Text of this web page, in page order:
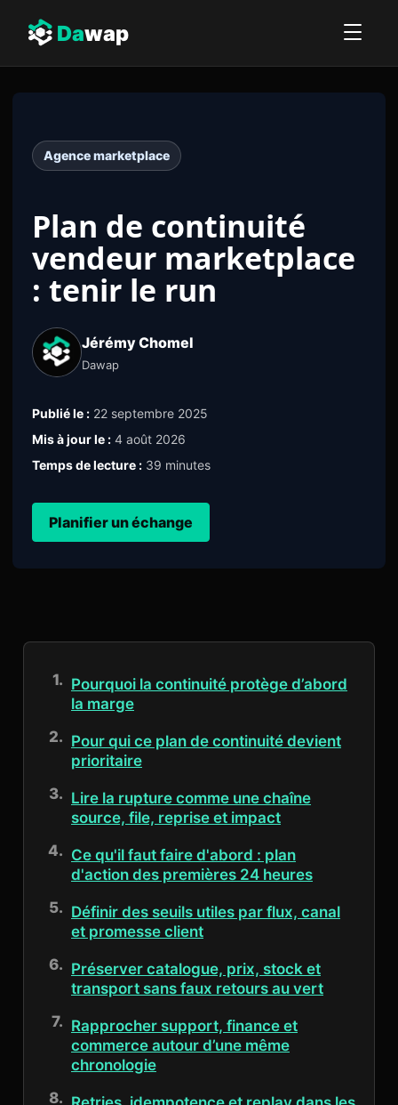
Dawap
Agence marketplace
Plan de continuité
vendeur marketplace
: tenir le run
Jérémy Chomel
Dawap
Publié le : 22 septembre 2025
Mis à jour le : 4 août 2026
Temps de lecture : 39 minutes
Planifier un échange
Pourquoi la continuité protège d’abord
la marge
Pour qui ce plan de continuité devient
prioritaire
Lire la rupture comme une chaîne
source, file, reprise et impact
Ce qu'il faut faire d'abord : plan
d'action des premières 24 heures
Définir des seuils utiles par flux, canal
et promesse client
Préserver catalogue, prix, stock et
transport sans faux retours au vert
Rapprocher support, finance et
commerce autour d’une même
chronologie